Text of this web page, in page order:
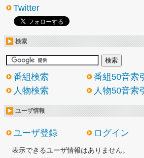
Twitter
検索
番組検索
番組50音索引
人物検索
人物50音索引
ユーザ情報
ユーザ登録 ログイン
表示できるユーザ情報はありません。